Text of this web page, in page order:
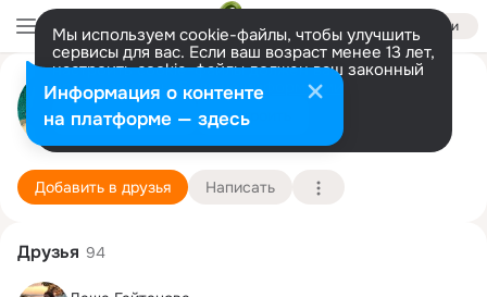
Войти
Мы используем cookie-файлы, чтобы улучшить
сервисы для вас. Если ваш возраст менее 13 лет,
настроить cookie-файлы должен ваш законный
представитель. Больше информации
Разрешить все Настроить
Леся Бутенко
Москва
12 июля (43 года)
ГУУ, Государственный университет
Подробнее
Добавить в друзья Написать
Друзья 94
Информация о контенте
на платформе — здесь